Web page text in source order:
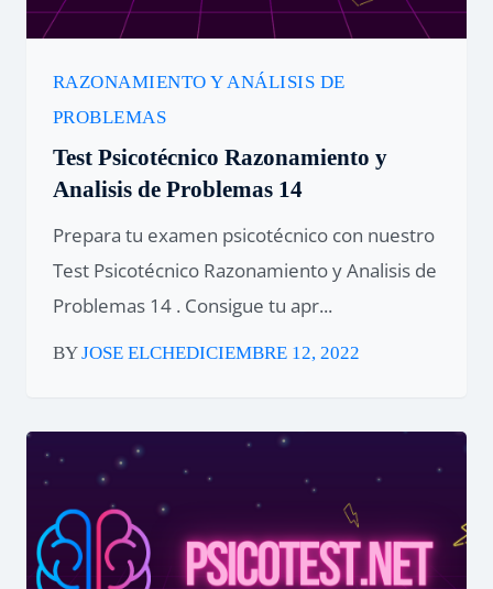
RAZONAMIENTO Y ANÁLISIS DE
PROBLEMAS
Test Psicotécnico Razonamiento y
Analisis de Problemas 14
Prepara tu examen psicotécnico con nuestro
Test Psicotécnico Razonamiento y Analisis de
Problemas 14 . Consigue tu apr...
BYJOSE ELCHEDICIEMBRE 12, 2022